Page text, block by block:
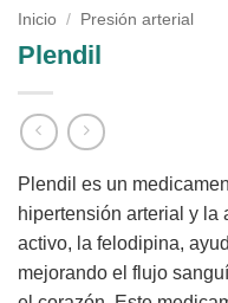
Inicio / Presión arterial
Plendil
Plendil es un
hipertensión arterial y
activo, la felodipina,
mejorando el flujo